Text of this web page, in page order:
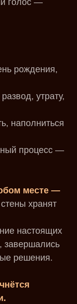
голос —
рождения,
утрату,
наполниться
процесс —
месте —
хранят
настоящих
завершались
решения.